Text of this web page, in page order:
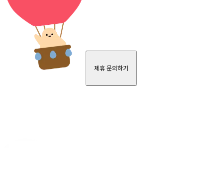
제휴 문의하기